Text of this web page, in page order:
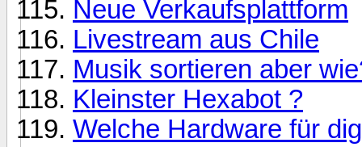
Neue Verkaufsplattform
Livestream aus Chile
Musik sortieren aber
Kleinster Hexabot ?
Welche Hardware für